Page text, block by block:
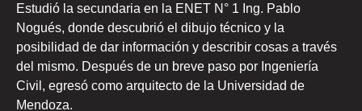
Estudió la secundaria en la ENET N° 1 Ing. Pablo
Nogués, donde descubrió el dibujo técnico y la
posibilidad de dar información y describir cosas a través
del mismo. Después de un breve paso por Ingeniería
Civil, egresó como arquitecto de la Universidad de
Mendoza.